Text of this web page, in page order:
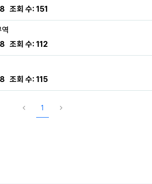
조회 수: 151
조회 수: 112
조회 수: 115
1